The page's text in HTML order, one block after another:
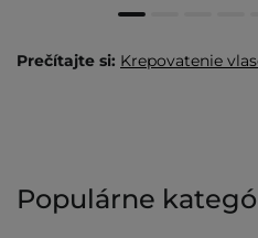
Prečítajte si: Krepovatenie
Populárne